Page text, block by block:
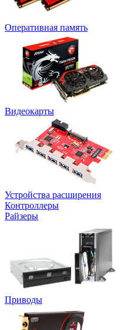
Оперативная память
Видеокарты
Устройства расширения
Контроллеры
Райзеры
Приводы